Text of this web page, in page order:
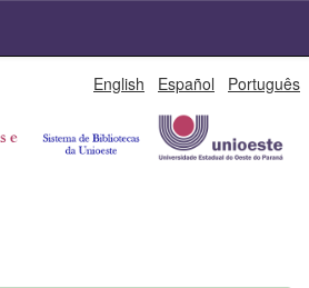
English Español Português